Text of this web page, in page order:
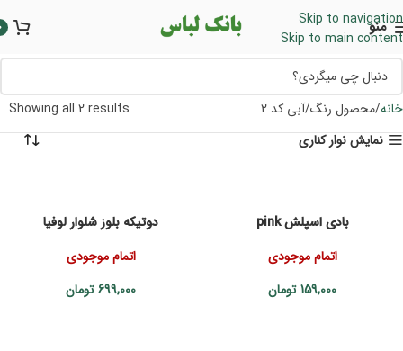
Skip to navigation
Skip to main content
منو
خانه محصول رنگ آبی کد 2
Showing all 2 results
نمایش نوار کناری
بادی اسپلش pink
اتمام موجودی
159,000 تومان
دوتیکه بلوز شلوار لوفیا
اتمام موجودی
699,000 تومان